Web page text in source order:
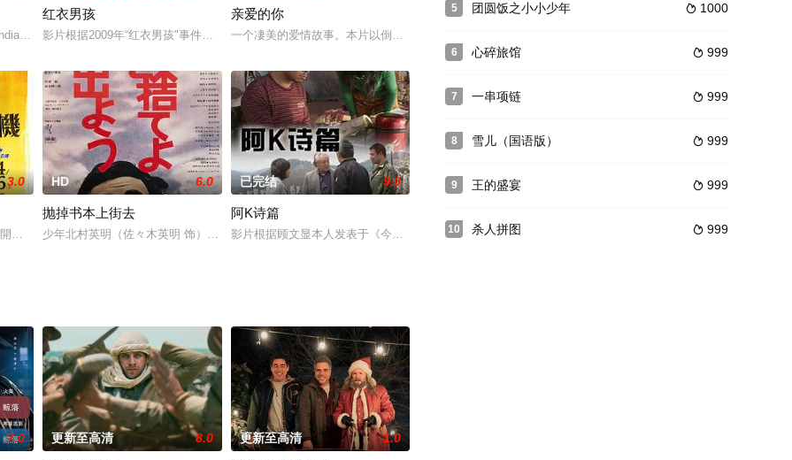
述了农村青年李优近乎痴迷地坚持着成为演员的初心，在经历
and father is English, re
红衣男孩
影片根据2009年“红衣男孩"事件改编。
亲爱的你
一个凄美的爱情故事。本片以倒叙的方式讲述。前面的故事，以男女主角幸福的七天生活为主线，最后，表明
命的生活，虽然贫穷艰辛，但一家人在一起相
3.0
始，就因為家族遺傳失去了聽力，從此生活在寂靜的世界裡，阿暘和患有輕度聽障的玥雯(嚴藝
HD 6.0
抛掉书本上街去
少年北村英明（佐々木英明 饰）生活在一个充满绝望、腐烂气息的家庭中。48岁的父亲（斎藤正治 饰）曾是陆军的上等兵，
已完结 9.0
阿K诗篇
影片根据顾文显本人发表于《今古传奇·故事版》的故事《傻人有傻福》改编。该剧通过制造悬念抖包袱的手段
7.0 更新至高清 8.0 更新至高清 1.0
5  1000
团圆饭之小小少年
6  999
心碎旅馆
7  999
一串项链
8  999
雪儿（国语版）
9  999
王的盛宴
10  999
杀人拼图